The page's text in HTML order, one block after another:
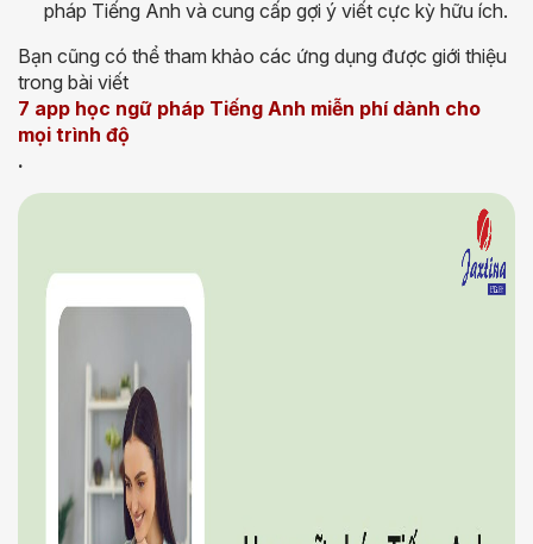
pháp Tiếng Anh và cung cấp gợi ý viết cực kỳ hữu ích.
Bạn cũng có thể tham khảo các ứng dụng được giới thiệu
trong bài viết
7 app học ngữ pháp Tiếng Anh miễn phí dành cho
mọi trình độ
.